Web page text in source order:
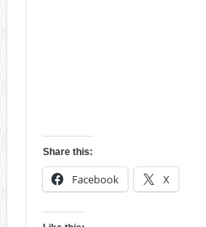
Share this:
Facebook X